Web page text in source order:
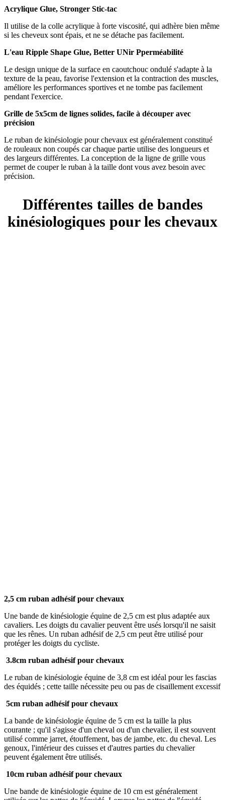
Acrylique Glue, Stronger Stic-tac
Il utilise de la colle acrylique à forte viscosité, qui adhère bien même
si les cheveux sont épais, et ne se détache pas facilement.
L'eau Ripple Shape Glue, Better UNir Pperméabilité
Le design unique de la surface en caoutchouc ondulé s'adapte à la
texture de la peau, favorise l'extension et la contraction des muscles,
améliore les performances sportives et ne tombe pas facilement
pendant l'exercice.
Grille de 5x5cm de lignes solides, facile à découper avec
précision
Le ruban de kinésiologie pour chevaux est généralement constitué
de rouleaux non coupés car chaque partie utilise des longueurs et
des largeurs différentes. La conception de la ligne de grille vous
permet de couper le ruban à la taille dont vous avez besoin avec
précision.
Différentes tailles de bandes
kinésiologiques pour les chevaux
2,5 cm ruban adhésif pour chevaux
Une bande de kinésiologie équine de 2,5 cm est plus adaptée aux
cavaliers. Les doigts du cavalier peuvent être usés lorsqu'il ne saisit
que les rênes. Un ruban adhésif de 2,5 cm peut être utilisé pour
protéger les doigts du cycliste.
3.8cm ruban adhésif pour chevaux
Le ruban de kinésiologie équine de 3,8 cm est idéal pour les fascias
des équidés ; cette taille nécessite peu ou pas de cisaillement excessif
5cm ruban adhésif pour chevaux
La bande de kinésiologie équine de 5 cm est la taille la plus
courante ; qu'il s'agisse d'un cheval ou d'un chevalier, il est souvent
utilisé comme jarret, étouffement, bas de jambe, etc. du cheval. Les
genoux, l'intérieur des cuisses et d'autres parties du chevalier
peuvent également être utilisés.
10cm ruban adhésif pour chevaux
Une bande de kinésiologie équine de 10 cm est généralement